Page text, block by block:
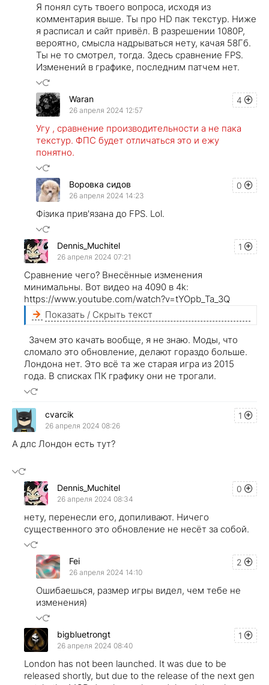
Я понял суть твоего вопроса, исходя из
комментария выше. Ты про HD пак текстур. Ниже
я расписал и сайт привёл. В разрешении 1080P,
вероятно, смысла надрываться нету, качая 58Гб.
Ты не то смотрел, тогда. Здесь сравнение FPS.
Изменений в графике, последним патчем нет.
4
Waran
26 апреля 2024 12:57
Угу , сравнение производительности а не пака
текстур. ФПС будет отличаться это и ежу
понятно.
0
Воровка сидов
26 апреля 2024 14:23
Фізика прив'язана до FPS. Lol.
1
Dennis_Muchitel
26 апреля 2024 07:21
Сравнение чего? Внесённые изменения
минимальны. Вот видео на 4090 в 4k:
https://www.youtube.com/watch?v=tYOpb_Ta_3Q
Показать / Скрыть текст
Зачем это качать вообще, я не знаю. Моды, что
сломало это обновление, делают гораздо больше.
Лондона нет. Это всё та же старая игра из 2015
года. В списках ПК графику они не трогали.
1
cvarcik
26 апреля 2024 08:26
А длс Лондон есть тут?
0
Dennis_Muchitel
26 апреля 2024 08:34
нету, перенесли его, допиливают. Ничего
существенного это обновление не несёт за собой.
2
Fei
26 апреля 2024 14:10
Ошибаешься, размер игры видел, чем тебе не
изменения)
1
bigbluetrongt
26 апреля 2024 08:40
London has not been launched. It was due to be
released shortly, but due to the release of the next gen